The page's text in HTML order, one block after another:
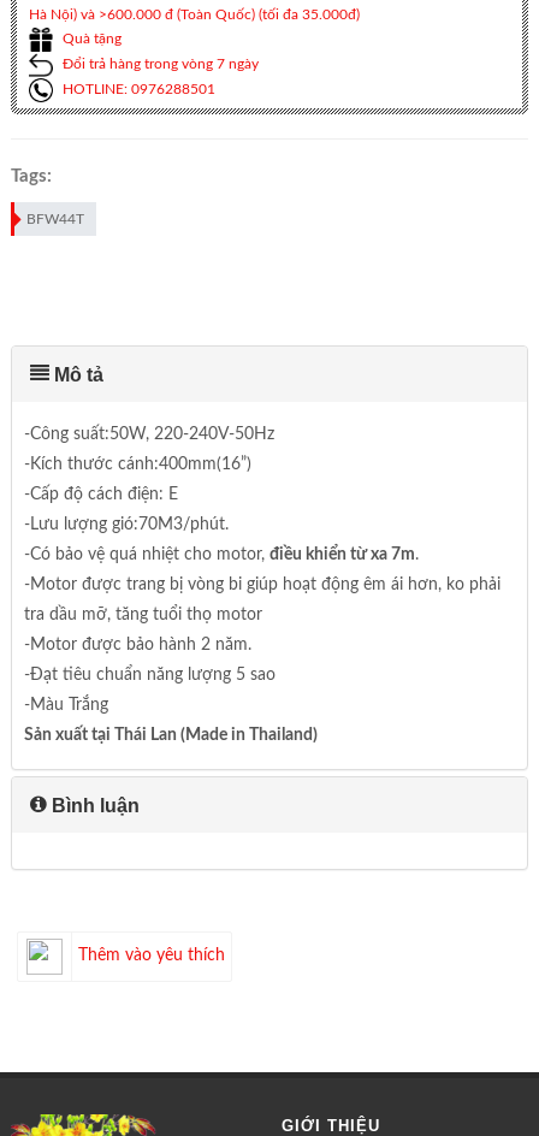
Hà Nội) và >600.000 đ (Toàn Quốc) (tối đa 35.000đ)
Quà tặng
Đổi trả hàng trong vòng 7 ngày
HOTLINE: 0976288501
Tags:
BFW44T
Mô tả
-Công suất:50W, 220-240V-50Hz
-Kích thước cánh:400mm(16”)
-Cấp độ cách điện: E
-Lưu lượng gió:70M3/phút.
-Có bảo vệ quá nhiệt cho motor, điều khiển từ xa 7m.
-Motor được trang bị vòng bi giúp hoạt động êm ái hơn, ko phải
tra dầu mỡ, tăng tuổi thọ motor
-Motor được bảo hành 2 năm.
-Đạt tiêu chuẩn năng lượng 5 sao
-Màu Trắng
Sản xuất tại Thái Lan (Made in Thailand)
Bình luận
Thêm vào yêu thích
GIỚI THIỆU